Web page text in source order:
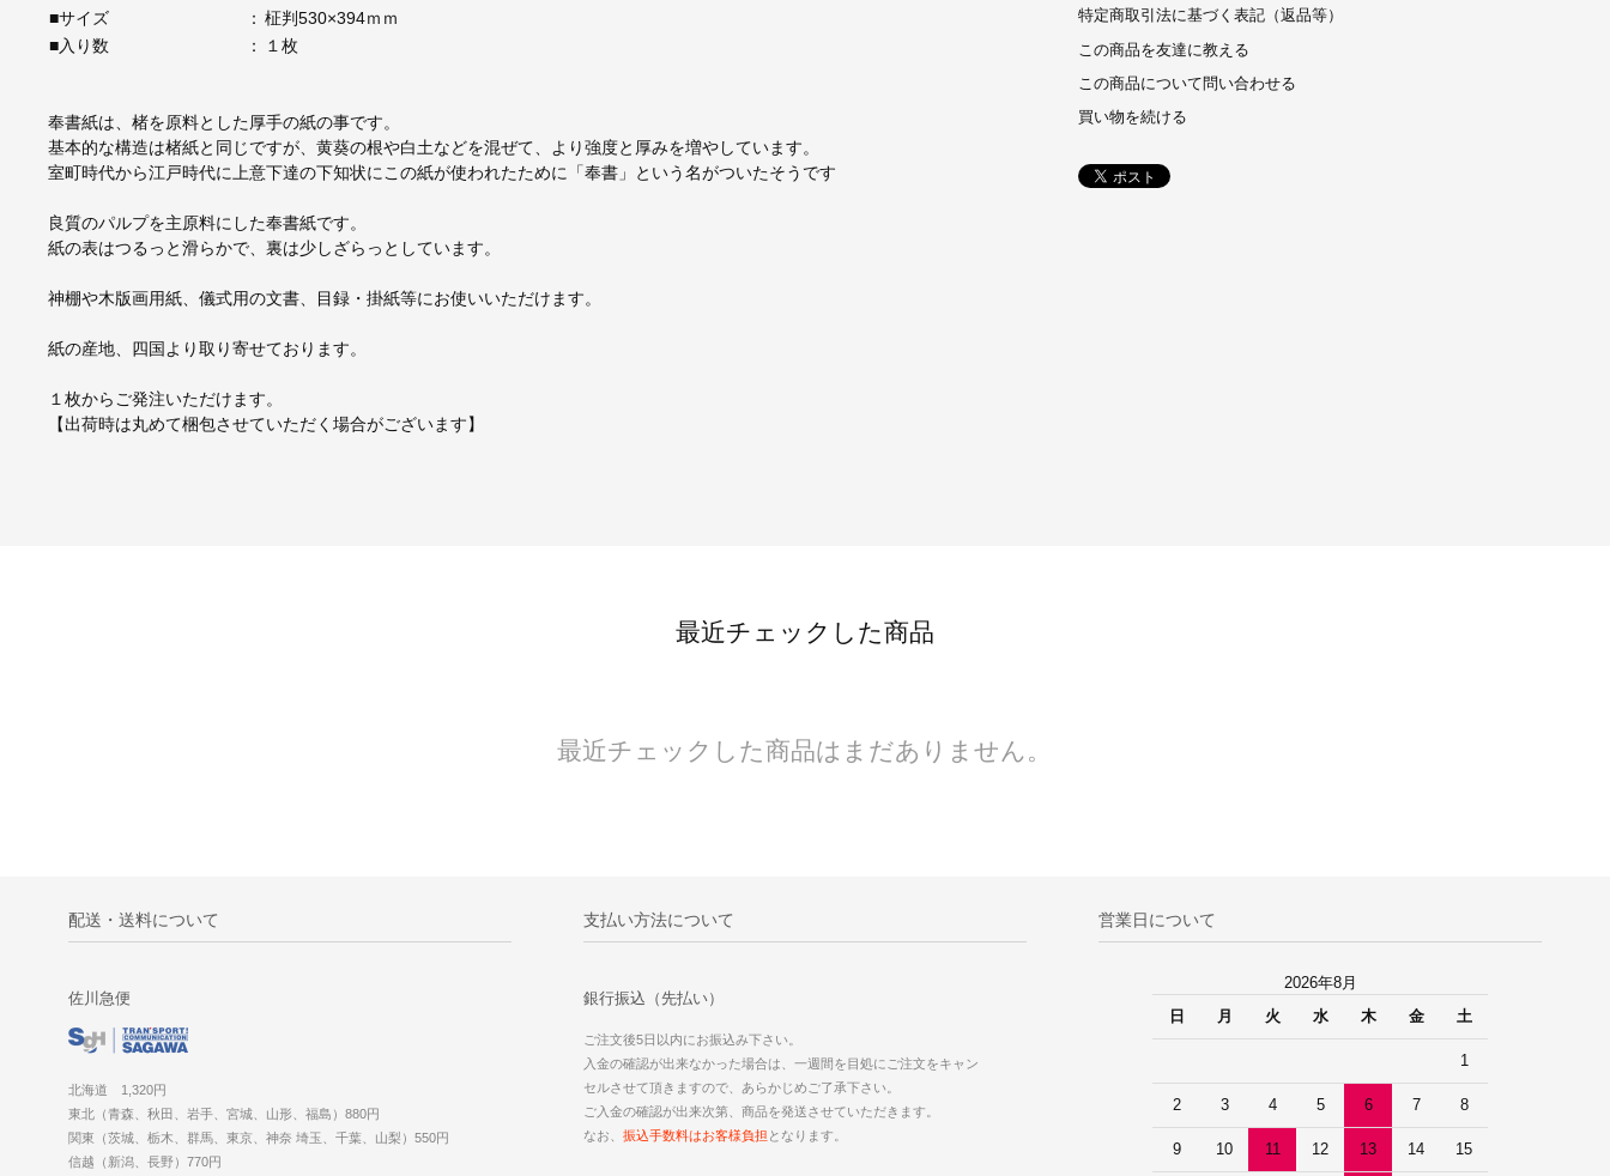
■サイズ ： 柾判530×394ｍｍ
■入り数
： １枚
奉書紙は、楮を原料とした厚手の紙の事です。
基本的な構造は楮紙と同じですが、黄葵の根や白土などを混ぜて、より強度と厚みを増やしています。
室町時代から江戸時代に上意下達の下知状にこの紙が使われたために「奉書」という名がついたそうです
良質のパルプを主原料にした奉書紙です。
紙の表はつるっと滑らかで、裏は少しざらっとしています。
神棚や木版画用紙、儀式用の文書、目録・掛紙等にお使いいただけます。
紙の産地、四国より取り寄せております。
１枚からご発注いただけます。
【出荷時は丸めて梱包させていただく場合がございます】
特定商取引法に基づく表記（返品等）
この商品を友達に教える
この商品について問い合わせる
買い物を続ける
最近チェックした商品
最近チェックした商品はまだありません。
配送・送料について
佐川急便
北海道 1,320円
東北（青森、秋田、岩手、宮城、山形、福島）880円
関東（茨城、栃木、群馬、東京、神奈 埼玉、千葉、山梨）550円
信越（新潟、長野）770円
支払い方法について
銀行振込（先払い）
ご注文後5日以内にお振込み下さい。
入金の確認が出来なかった場合は、一週間を目処にご注文をキャン
セルさせて頂きますので、あらかじめご了承下さい。
ご入金の確認が出来次第、商品を発送させていただきます。
なお、 振込手数料はお客様負担 となります。
営業日について
2026年8月
日
月 火 水 木 金 土
1
2 3 4 5 6 7 8
9 10 11 12 13 14 15